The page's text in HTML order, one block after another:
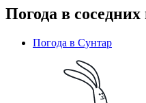
Погода в соседних
Погода в Сунтар